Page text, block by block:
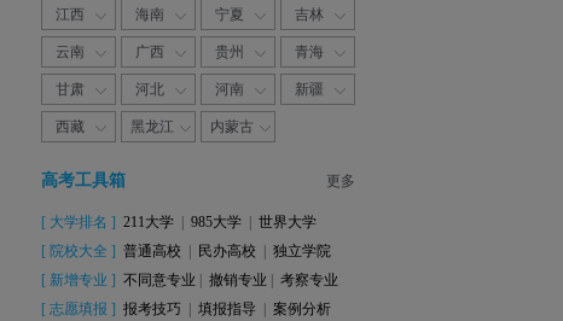
江西 海南 宁夏 吉林
云南 广西 贵州 青海
甘肃 河北 河南 新疆
西藏 黑龙江 内蒙古
高考工具箱 更多
[ 大学排名 ] 211大学 985大学
世界大学
[ 院校大全 ] 普通高校 民办高校
独立学院
[ 新增专业 ] 不同意专业 撤销专业
考察专业
[ 志愿填报 ] 报考技巧 填报指导
案例分析